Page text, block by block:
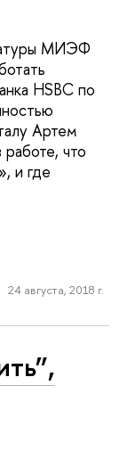
МИЭФ
HSBC по
Артем
что
и где
24 августа, 2018 г.